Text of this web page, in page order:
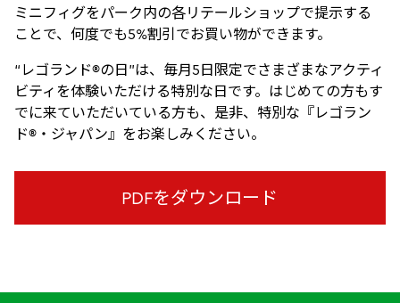
ミニフィグをパーク内の各リテールショップで提示する
ことで、何度でも5%割引でお買い物ができます。
“レゴランド®の日”は、毎月5日限定でさまざまなアクティ
ビティを体験いただける特別な日です。はじめての方もす
でに来ていただいている方も、是非、特別な『レゴラン
ド®・ジャパン』をお楽しみください。
PDFをダウンロード